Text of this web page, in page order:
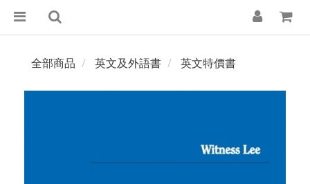
全部商品 英文及外語書 英文特價書